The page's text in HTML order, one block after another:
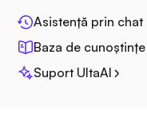
Asistență prin
Baza de cunoștințe
Suport UltaAI